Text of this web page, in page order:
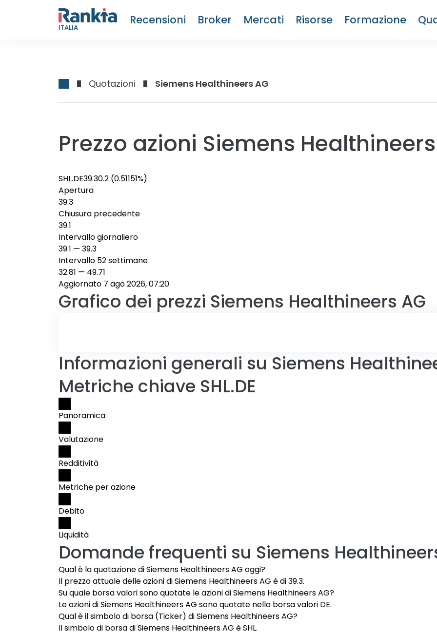
ITALIA
Recensioni Broker Mercati Risorse Formazione
Quotazioni Siemens Healthineers AG
Prezzo azioni Siemens Healthineers
SHL.DE39.30.2 (0.51151%)
Apertura
39.3
Chiusura precedente
39.1
Intervallo giornaliero
39.1 — 39.3
Intervallo 52 settimane
32.81 — 49.71
Aggiornato 7 ago 2026, 07:20
Grafico dei prezzi Siemens Healthineers AG
Informazioni generali su Siemens
Metriche chiave SHL.DE
Panoramica
Valutazione
Redditività
Metriche per azione
Debito
Liquidità
Domande frequenti su Siemens
Qual è la quotazione di Siemens Healthineers AG oggi?
Il prezzo attuale delle azioni di Siemens Healthineers AG è di 39.3.
Su quale borsa valori sono quotate le azioni di Siemens Healthineers AG?
Le azioni di Siemens Healthineers AG sono quotate nella borsa valori DE.
Qual è il simbolo di borsa (Ticker) di Siemens Healthineers AG?
Il simbolo di borsa di Siemens Healthineers AG è SHL.